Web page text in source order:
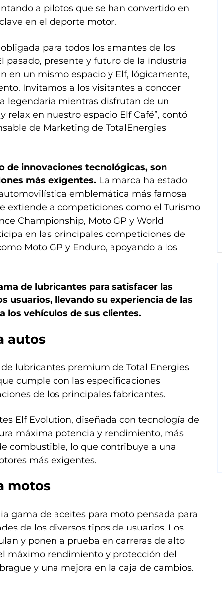
a pilotos que se han convertido en
en el deporte motor.
para todos los amantes de los
pasado, presente y futuro de la industria
en un mismo espacio y Elf, lógicamente,
Invitamos a los visitantes a conocer
legendaria mientras disfrutan de un
relax en nuestro espacio Elf Café”, contó
de Marketing de TotalEnergies
de innovaciones tecnológicas, son
más exigentes. La marca ha estado
emblemática más famosa
extiende a competiciones como el Turismo
Championship, Moto GP y World
en las principales competiciones de
Moto GP y Enduro, apoyando a los
de lubricantes para satisfacer las
usuarios, llevando su experiencia de las
los vehículos de sus clientes.
autos
lubricantes premium de Total Energies
cumple con las especificaciones
de los principales fabricantes.
Elf Evolution, diseñada con tecnología de
máxima potencia y rendimiento, más
combustible, lo que contribuye a una
más exigentes.
motos
gama de aceites para moto pensada para
de los diversos tipos de usuarios. Los
y ponen a prueba en carreras de alto
máximo rendimiento y protección del
y una mejora en la caja de cambios.